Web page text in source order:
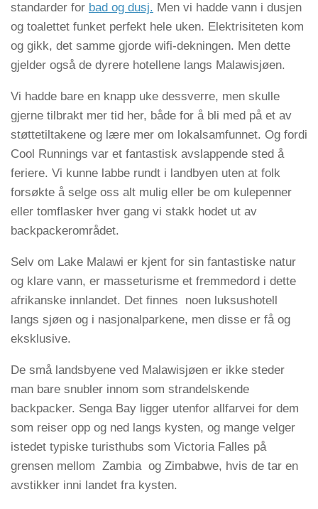
standarder for bad og dusj. Men vi hadde vann i dusjen
og toalettet funket perfekt hele uken. Elektrisiteten kom
og gikk, det samme gjorde wifi-dekningen. Men dette
gjelder også de dyrere hotellene langs Malawisjøen.
Vi hadde bare en knapp uke dessverre, men skulle
gjerne tilbrakt mer tid her, både for å bli med på et av
støttetiltakene og lære mer om lokalsamfunnet. Og fordi
Cool Runnings var et fantastisk avslappende sted å
feriere. Vi kunne labbe rundt i landbyen uten at folk
forsøkte å selge oss alt mulig eller be om kulepenner
eller tomflasker hver gang vi stakk hodet ut av
backpackerområdet.
Selv om Lake Malawi er kjent for sin fantastiske natur
og klare vann, er masseturisme et fremmedord i dette
afrikanske innlandet. Det finnes noen luksushotell
langs sjøen og i nasjonalparkene, men disse er få og
eksklusive.
De små landsbyene ved Malawisjøen er ikke steder
man bare snubler innom som strandelskende
backpacker. Senga Bay ligger utenfor allfarvei for dem
som reiser opp og ned langs kysten, og mange velger
istedet typiske turisthubs som Victoria Falles på
grensen mellom Zambia og Zimbabwe, hvis de tar en
avstikker inni landet fra kysten.